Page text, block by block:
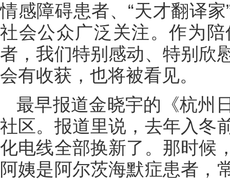
情感障碍患者、“天才翻译
社会公众广泛关注。作为
者，我们特别感动、特别欣
会有收获，也将被看见。
最早报道金晓宇的《杭州
社区。报道里说，去年入冬
化电线全部换新了。那时候
阿姨是阿尔茨海默症患者，